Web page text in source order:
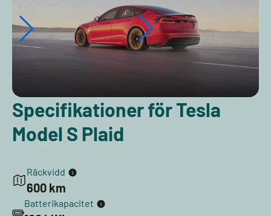
Specifikationer för Tesla
Model S Plaid
Räckvidd
600 km
Batterikapacitet